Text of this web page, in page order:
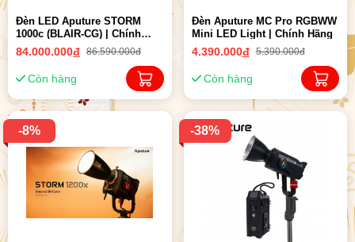
Đèn LED Aputure STORM
1000c (BLAIR-CG) | Chính
Hãng ( New 2024 )
84.000.000đ 86.590.000đ
Còn hàng
Đèn Aputure MC Pro RGBWW
Mini LED Light | Chính Hãng
4.390.000đ 5.390.000đ
Còn hàng
-8% -38%